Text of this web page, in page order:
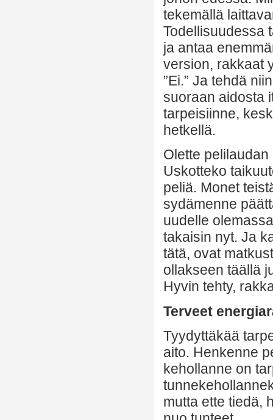
tekemällä
Todellisuudessa
ja antaa
version, rakkaat
”Ei.” Ja tehdä
suoraan aidosta
tarpeisiinne,
hetkellä.
Olette
Uskotteko
peliä. Monet
sydämenne
uudelle
takaisin nyt. Ja
tätä, ovat
ollakseen täällä
Hyvin tehty,
Terveet
Tyydyttäkää
aito. Henkenne
kehollanne on
mutta ette tiedä,